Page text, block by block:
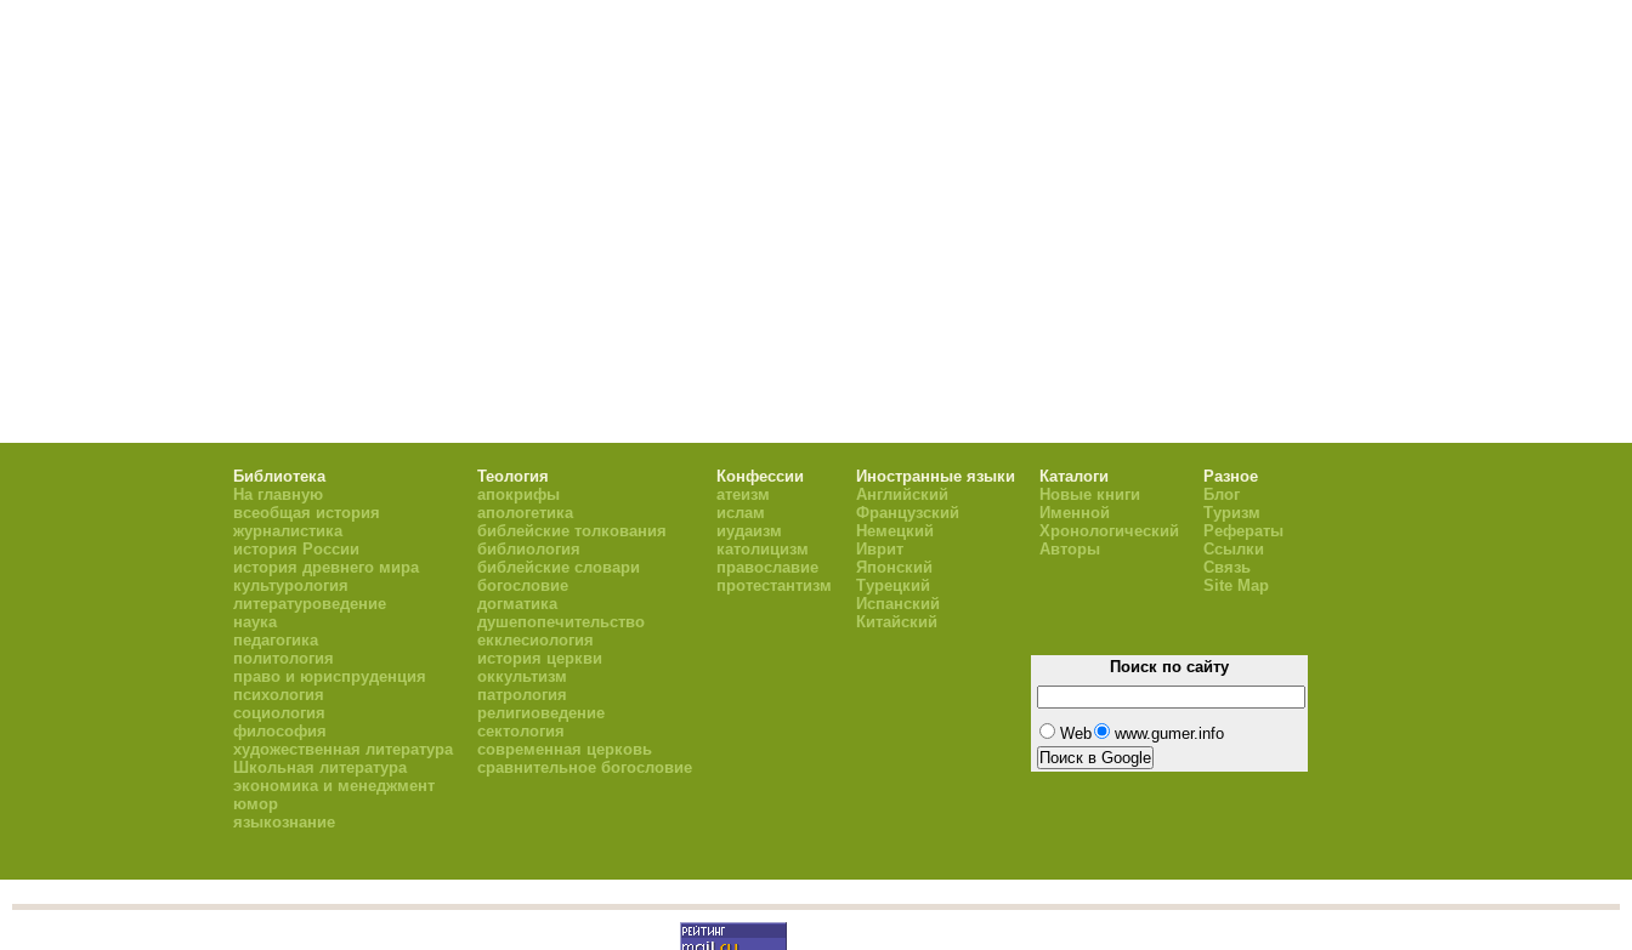
Библиотека
На главную
всеобщая история
журналистика
история России
история древнего мира
культурология
литературоведение
наука
педагогика
политология
право и юриспруденция
психология
социология
философия
художественная литература
Школьная литература
экономика и менеджмент
юмор
языкознание
Теология
апокрифы
апологетика
библейские толкования
библиология
библейские словари
богословие
догматика
душепопечительство
екклесиология
история церкви
оккультизм
патрология
религиоведение
сектология
современная церковь
сравнительное богословие
Конфессии
атеизм
ислам
иудаизм
католицизм
православие
протестантизм
Иностранные языки
Английский
Французский
Немецкий
Иврит
Японский
Турецкий
Испанский
Китайский
Каталоги
Новые книги
Именной
Хронологический
Авторы
Разное
Блог
Туризм
Рефераты
Ссылки
Связь
Site Map
Поиск по сайту
Web www.gumer.info